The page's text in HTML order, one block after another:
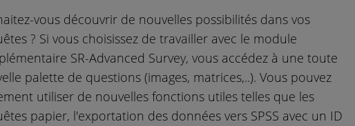
vous découvrir de nouvelles possibilités dans vos
? Si vous choisissez de travailler avec le module
SR-Advanced Survey, vous accédez à une toute
palette de questions (images, matrices,..). Vous pouvez
utiliser de nouvelles fonctions utiles telles que les
papier, l'exportation des données vers SPSS avec un ID